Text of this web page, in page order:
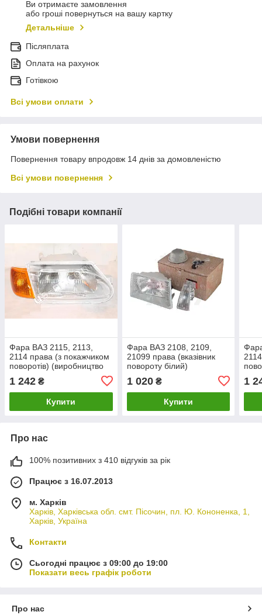
Ви отримаєте замовлення
або гроші повернуться на вашу картку
Детальніше
Післяплата
Оплата на рахунок
Готівкою
Всі умови оплати
Умови повернення
Повернення товару впродовж 14 днів за домовленістю
Всі умови повернення
Подібні товари компанії
Фара ВАЗ 2115, 2113,
2114 права (з покажчиком
поворотів) (виробництво
1 242 ₴
Купити
Фара ВАЗ 2108, 2109,
21099 права (вказівник
повороту білий)
1 020₴
Купити
1
Про нас
100% позитивних з 410 відгуків за рік
Працює з 16.07.2013
м. Харків
Харків, Харківська обл. смт. Пісочин, пл. Ю. Кононенка, 1,
Харків, Україна
Контакти
Сьогодні працює з 09:00 до 19:00
Показати весь графік роботи
Про нас